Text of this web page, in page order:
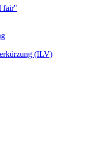
fair"
(ILV)